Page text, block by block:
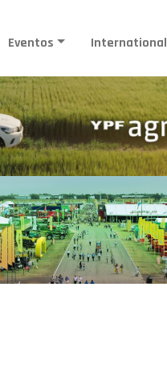
Eventos International